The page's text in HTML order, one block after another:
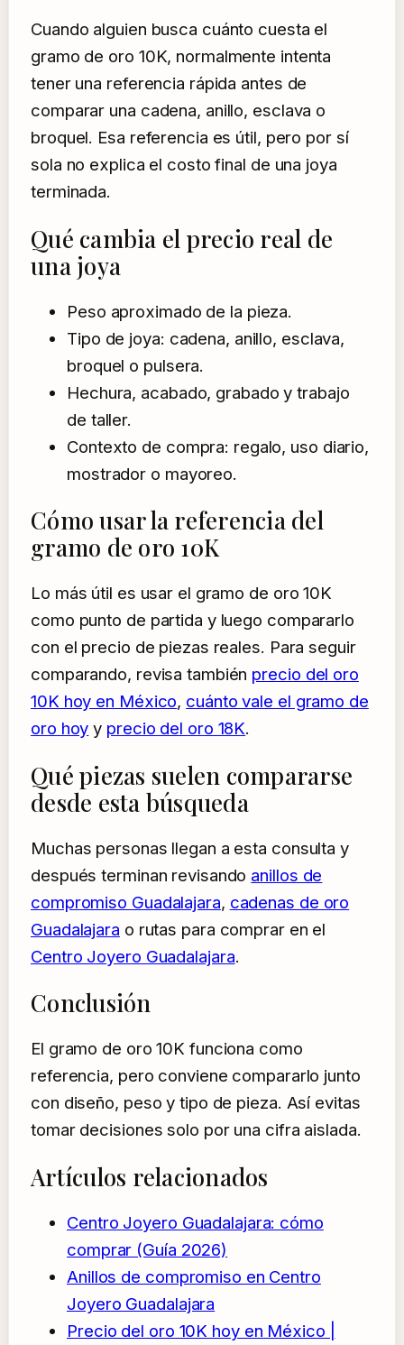
Cuando alguien busca cuánto cuesta el
gramo de oro 10K, normalmente intenta
tener una referencia rápida antes de
comparar una cadena, anillo, esclava o
broquel. Esa referencia es útil, pero por sí
sola no explica el costo final de una joya
terminada.
Qué cambia el precio real de
una joya
Peso aproximado de la pieza.
Tipo de joya: cadena, anillo, esclava,
broquel o pulsera.
Hechura, acabado, grabado y trabajo
de taller.
Contexto de compra: regalo, uso diario,
mostrador o mayoreo.
Cómo usar la referencia del
gramo de oro 10K
Lo más útil es usar el gramo de oro 10K
como punto de partida y luego compararlo
con el precio de piezas reales. Para seguir
comparando, revisa también precio del oro
10K hoy en México, cuánto vale el gramo de
oro hoy y precio del oro 18K.
Qué piezas suelen compararse
desde esta búsqueda
Muchas personas llegan a esta consulta y
después terminan revisando anillos de
compromiso Guadalajara, cadenas de oro
Guadalajara o rutas para comprar en el
Centro Joyero Guadalajara.
Conclusión
El gramo de oro 10K funciona como
referencia, pero conviene compararlo junto
con diseño, peso y tipo de pieza. Así evitas
tomar decisiones solo por una cifra aislada.
Artículos relacionados
Centro Joyero Guadalajara: cómo
comprar (Guía 2026)
Anillos de compromiso en Centro
Joyero Guadalajara
Precio del oro 10K hoy en México |